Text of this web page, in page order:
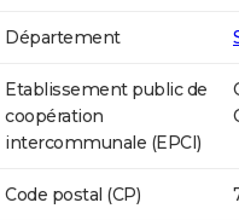
Département
Etablissement public de
coopération
intercommunale (EPCI)
Code postal (CP)